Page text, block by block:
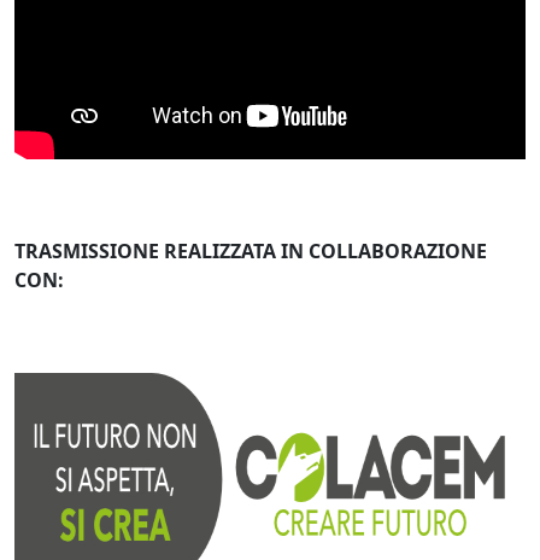
TRASMISSIONE REALIZZATA IN COLLABORAZIONE
CON: